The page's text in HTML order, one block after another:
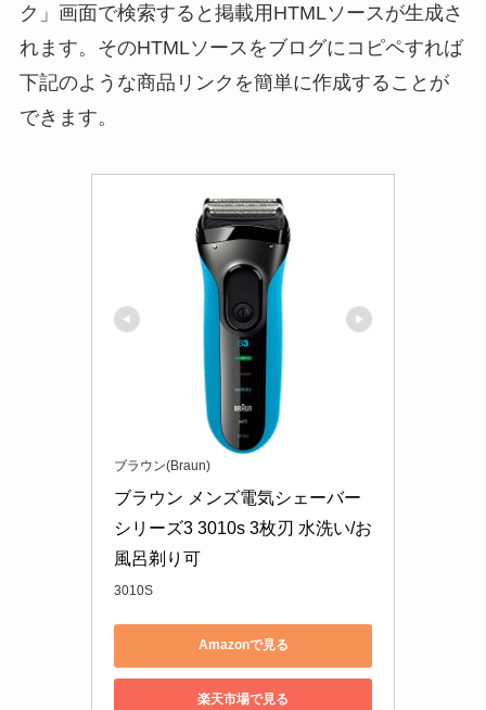
ク」画面で検索すると掲載用HTMLソースが生成さ
れます。そのHTMLソースをブログにコピペすれば
下記のような商品リンクを簡単に作成することが
できます。
ブラウン(Braun)
ブラウン メンズ電気シェーバー
シリーズ3 3010s 3枚刃 水洗い/お
風呂剃り可
3010S
Amazonで見る
楽天市場で見る